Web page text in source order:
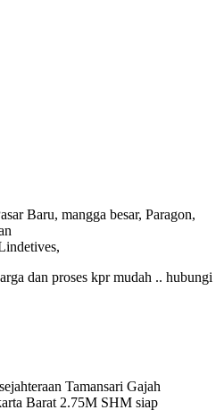
Baru, mangga besar, Paragon,
dan proses kpr mudah .. hubungi
Tamansari Gajah
Barat 2.75M SHM siap